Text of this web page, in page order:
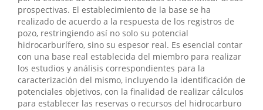
prospectivas. El establecimiento de la base se ha
realizado de acuerdo a la respuesta de los registros de
pozo, restringiendo así no solo su potencial
hidrocarburífero, sino su espesor real. Es esencial contar
con una base real establecida del miembro para realizar
los estudios y análisis correspondientes para la
caracterización del mismo, incluyendo la identificación de
potenciales objetivos, con la finalidad de realizar cálculos
para establecer las reservas o recursos del hidrocarburo